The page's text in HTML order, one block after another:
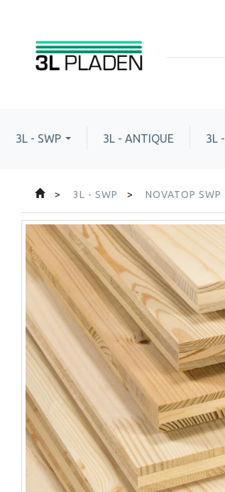
3L - SWP 3L - ANTIQUE 3L
3L - SWP NOVATOP SWP